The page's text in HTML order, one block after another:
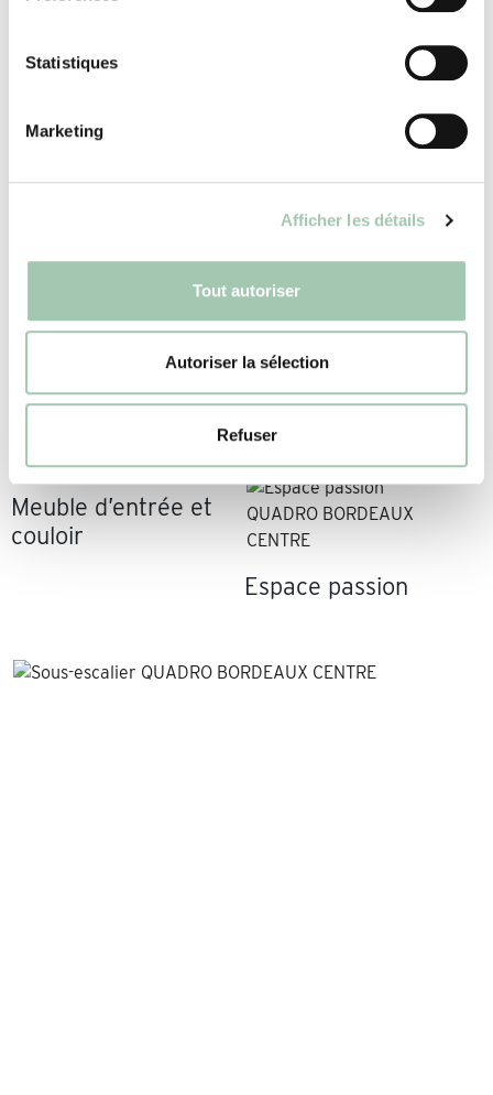
Statistiques
Marketing
Afficher les détails
Tout autoriser
Autoriser la sélection
Refuser
Meuble d’entrée et
couloir
Espace passion